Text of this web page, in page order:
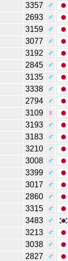
3357
♂
2693
♂
3159
♂
3077
♂
3192
♂
2845
♂
3135
♂
3338
♂
2794
♂
3109
♀
3193
♂
3183
♂
3210
♂
3008
♂
3399
♂
3017
♂
2860
♂
3315
♂
3483
♂
3213
♂
3038
♂
2827
♂